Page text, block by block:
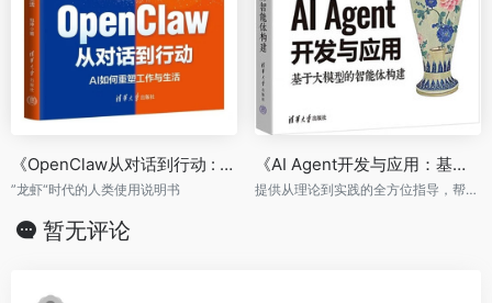
《OpenClaw从对话到行动 : AI如何重塑工作与生活》
”龙虾“时代的人类使用说明书
《AI Agent开发与应用：基于大模型的智能体构建》
提供从理论到实践的全方位指导，帮助读者构建高效的智能体。
暂无评论